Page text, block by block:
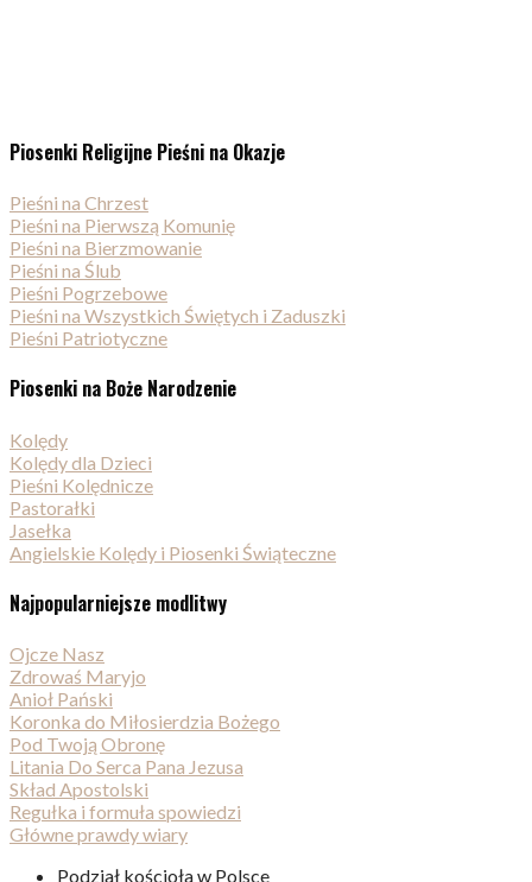
Piosenki Religijne Pieśni na Okazje
Pieśni na Chrzest
Pieśni na Pierwszą Komunię
Pieśni na Bierzmowanie
Pieśni na Ślub
Pieśni Pogrzebowe
Pieśni na Wszystkich Świętych i Zaduszki
Pieśni Patriotyczne
Piosenki na Boże Narodzenie
Kolędy
Kolędy dla Dzieci
Pieśni Kolędnicze
Pastorałki
Jasełka
Angielskie Kolędy i Piosenki Świąteczne
Najpopularniejsze modlitwy
Ojcze Nasz
Zdrowaś Maryjo
Anioł Pański
Koronka do Miłosierdzia Bożego
Pod Twoją Obronę
Litania Do Serca Pana Jezusa
Skład Apostolski
Regułka i formuła spowiedzi
Główne prawdy wiary
Podział kościoła w Polsce